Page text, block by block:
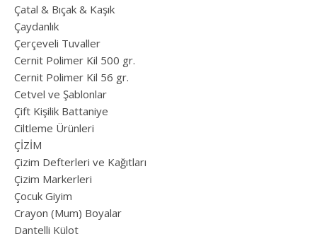
Çatal & Bıçak & Kaşık
Çaydanlık
Çerçeveli Tuvaller
Cernit Polimer Kil 500 gr.
Cernit Polimer Kil 56 gr.
Cetvel ve Şablonlar
Çift Kişilik Battaniye
Ciltleme Ürünleri
ÇİZİM
Çizim Defterleri ve Kağıtları
Çizim Markerleri
Çocuk Giyim
Crayon (Mum) Boyalar
Dantelli Külot